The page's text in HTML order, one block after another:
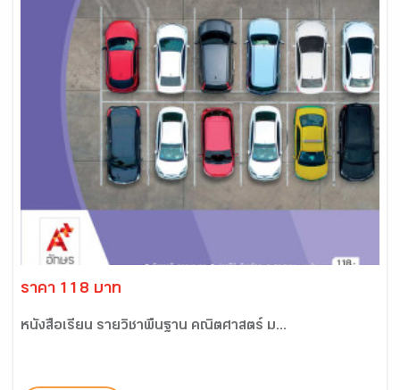
ราคา 118 บาท
หนังสือเรียน รายวิชาพื้นฐาน คณิตศาสตร์ ม...